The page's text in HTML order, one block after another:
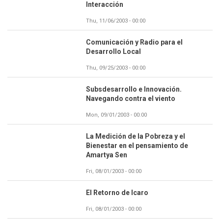
Interacción
Thu, 11/06/2003 - 00:00
Comunicación y Radio para el
Desarrollo Local
Thu, 09/25/2003 - 00:00
Subsdesarrollo e Innovación.
Navegando contra el viento
Mon, 09/01/2003 - 00:00
La Medición de la Pobreza y el
Bienestar en el pensamiento de
Amartya Sen
Fri, 08/01/2003 - 00:00
El Retorno de Icaro
Fri, 08/01/2003 - 00:00